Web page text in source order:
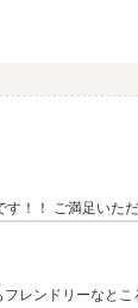
！！ ご満足いた
レンドリーなとこ